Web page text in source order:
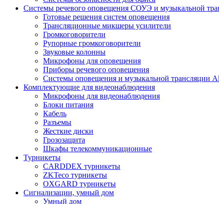
Системы речевого оповещения СОУЭ и музыкальной
Готовые решения систем оповещения
Трансляционные микшеры усилители
Громкоговорители
Рупорные громкоговорители
Звуковые колонны
Микрофоны для оповещения
Приборы речевого оповещения
Системы оповещения и музыкальной трансляции
Комплектующие для видеонаблюдения
Микрофоны для видеонаблюдения
Блоки питания
Кабель
Разъемы
Жесткие диски
Грозозащита
Шкафы телекоммуникационные
Турникеты
CARDDEX турникеты
ZKTeco турникеты
OXGARD турникеты
Сигнализации, умный дом
Умный дом